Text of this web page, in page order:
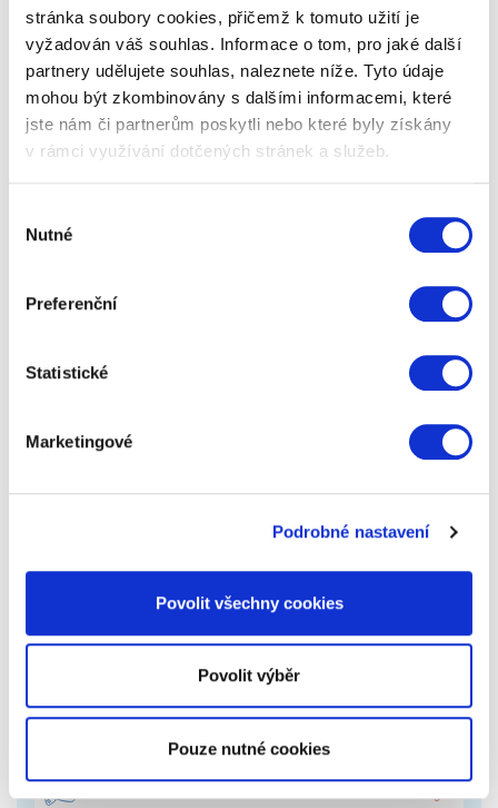
stránka soubory cookies, přičemž k tomuto užití je
vyžadován váš souhlas. Informace o tom, pro jaké další
partnery udělujete souhlas, naleznete níže. Tyto údaje
mohou být zkombinovány s dalšími informacemi, které
jste nám či partnerům poskytli nebo které byly získány
v rámci využívání dotčených stránek a služeb.
souhlasu
Nutné
Preferenční
Statistické
Marketingové
Podrobné nastavení
Povolit všechny cookies
Povolit výběr
Pouze nutné cookies
Zobrazit více